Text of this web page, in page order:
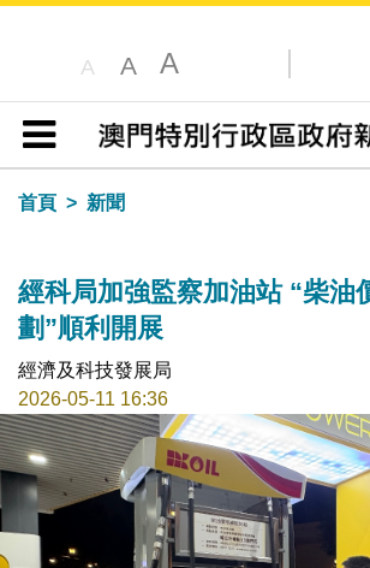
A A A
目錄
首頁
新聞
經科局加強監察加油站 “柴油
劃”順利開展
經濟及科技發展局
2026-05-11 16:36